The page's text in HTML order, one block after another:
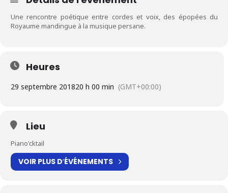
Une rencontre poétique entre cordes et voix, des épopées du
Royaume mandingue à la musique persane.
Heures
29 septembre 201820 h 00 min (GMT+00:00)
Lieu
Piano'cktail
VOIR PLUS D′ÉVÉNEMENTS